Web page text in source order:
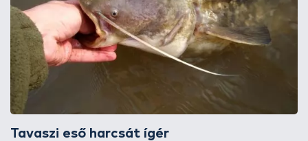
Tavaszi eső harcsát ígér